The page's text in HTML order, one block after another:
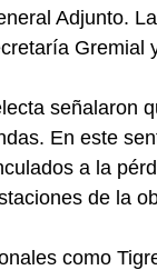
Adjunto.
Gremial
señalaron
En este
a la
de la
como